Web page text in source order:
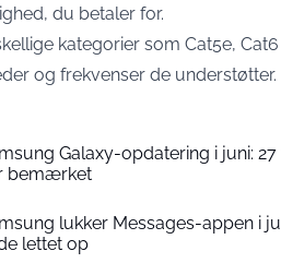
du betaler for.
kategorier som Cat5e,
og frekvenser de understøtter.
Galaxy-opdatering i juni:
bemærket
lukker Messages-appen i
lettet op